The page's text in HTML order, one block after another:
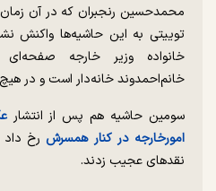
محمدحسین رنجبران که در آن زمان
توییتی به این حاشیه‌ها واکنش
خانواده وزیر خارجه
خانم‌احمدوند خانه‌دار است و در
سومین حاشیه هم پس از انتشار
امورخارجه در کنار همسرش رخ
نقدهای عجیب زدند.